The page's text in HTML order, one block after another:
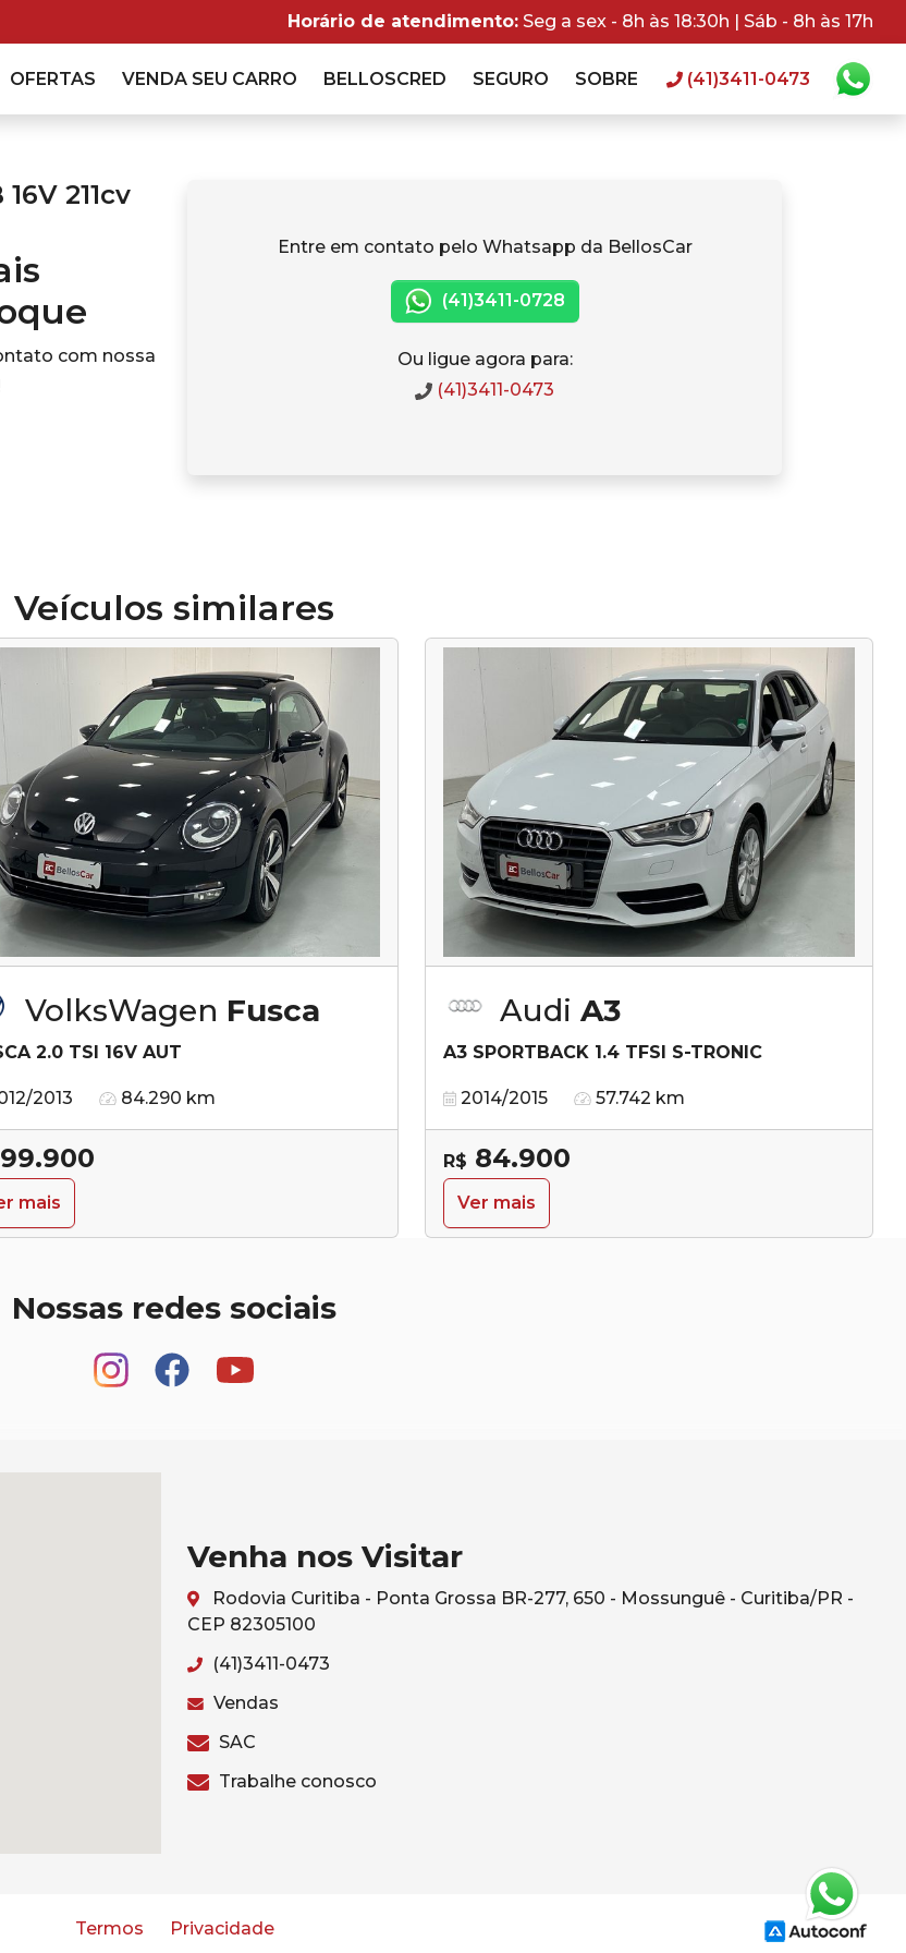
Horário de atendimento: Seg a sex - 8h às 18:30h | Sáb - 8h às 17h
OFERTAS VENDA SEU CARRO BELLOSCRED SEGURO SOBRE (41)3411-0473
211cv
com nossa
Entre em contato pelo Whatsapp da BellosCar
(41)3411-0728
Ou ligue agora para:
(41)3411-0473
Veículos similares
VolksWagen Fusca
2.0 TSI 16V AUT
2013 84.290 km
99.900
mais
Audi A3
A3 SPORTBACK 1.4 TFSI S-TRONIC
2014/2015 57.742 km
R$ 84.900
Ver mais
Nossas redes sociais
Venha nos Visitar
Rodovia Curitiba - Ponta Grossa BR-277, 650 - Mossunguê - Curitiba/PR -
CEP 82305100
(41)3411-0473
Vendas
SAC
Trabalhe conosco
Termos Privacidade